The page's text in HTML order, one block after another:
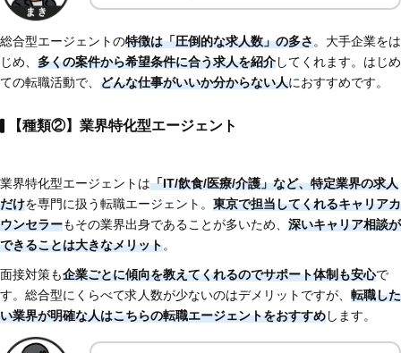
総合型エージェントの特徴は「圧倒的な求人数」の多さ。大手企業をは
じめ、 多くの案件から希望条件に合う求人を紹介してくれます。はじめ
ての転職活動で、 どんな仕事がいいか分からない人におすすめです。
【種類②】業界特化型エージェント
業界特化型エージェントは「IT/飲食/医療/介護」など、特定業界の求人
だけを専門に扱う転職エージェント。 東京で担当してくれるキャリアカ
ウンセラーもその業界出身であることが多いため、 深いキャリア相談が
できることは大きなメリット。
面接対策も企業ごとに傾向を教えてくれるのでサポート体制も安心で
す。総合型にくらべて求人数が少ないのはデメリットですが、 転職した
い業界が明確な人はこちらの転職エージェントをおすすめします。